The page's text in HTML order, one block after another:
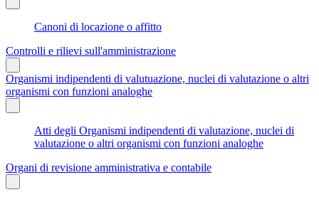
Canoni di locazione o affitto
Controlli e rilievi sull'amministrazione
Organismi indipendenti di valutuazione, nuclei di valutazione o altri
organismi con funzioni analoghe
Atti degli Organismi indipendenti di valutazione, nuclei di
valutazione o altri organismi con funzioni analoghe
Organi di revisione amministrativa e contabile